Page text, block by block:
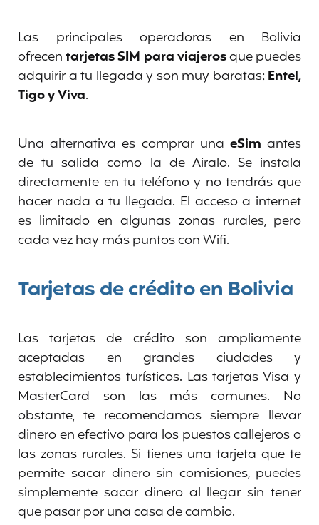
Las principales operadoras en Bolivia
ofrecentarjetas SIM para viajerosque puedes
adquirir a tu llegada y son muy baratas: Entel,
Tigo y Viva.
Una alternativa es comprar una eSimantes
de tu salida como la de Airalo. Se instala
directamente en tu teléfono y no tendrás que
hacer nada a tu llegada. El acceso a internet
es limitado en algunas zonas rurales, pero
cada vez hay más puntos con Wifi.
Tarjetas de crédito en Bolivia
Las tarjetas de crédito son ampliamente
aceptadas en grandes ciudades y
establecimientos turísticos. Las tarjetas Visa y
MasterCard son las más comunes. No
obstante, te recomendamos siempre llevar
dinero en efectivo para los puestos callejeros o
las zonas rurales. Si tienes una tarjeta que te
permite sacar dinero sin comisiones, puedes
simplemente sacar dinero al llegar sin tener
que pasar por una casa de cambio.